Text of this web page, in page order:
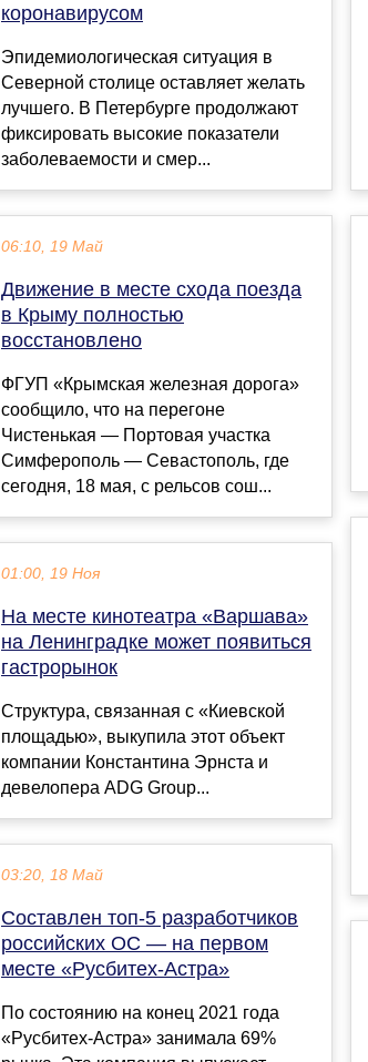
коронавирусом
Эпидемиологическая ситуация в
Северной столице оставляет желать
лучшего. В Петербурге продолжают
фиксировать высокие показатели
заболеваемости и смер...
06:10, 19 Май
Движение в месте схода поезда
в Крыму полностью
восстановлено
ФГУП «Крымская железная дорога»
сообщило, что на перегоне
Чистенькая — Портовая участка
Симферополь — Севастополь, где
сегодня, 18 мая, с рельсов сош...
01:00, 19 Ноя
На месте кинотеатра «Варшава»
на Ленинградке может появиться
гастрорынок
Структура, связанная с «Киевской
площадью», выкупила этот объект
компании Константина Эрнста и
девелопера ADG Group...
03:20, 18 Май
Составлен топ-5 разработчиков
российских ОС — на первом
месте «Русбитех-Астра»
По состоянию на конец 2021 года
«Русбитех-Астра» занимала 69%